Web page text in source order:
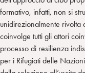
formativo, infatti, non si
unidirezionalmente rivolta
coinvolge tutti gli attori
processo di resilienza
per i Rifugiati delle